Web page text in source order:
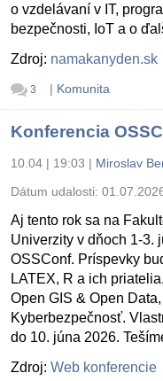
o vzdelávaní v IT,
bezpečnosti, IoT a o
Zdroj: namakanyden.sk
3 | Komunita
Konferencia
10.04 | 19:03 | Miroslav
Dátum udalosti:
Aj tento rok sa na
Univerzity v dňoch 1-3.
OSSConf. Príspevky
LATEX, R a ich
Open GIS & Open
Kyberbezpečnosť.
do 10. júna 2026.
Zdroj: Web konferencie